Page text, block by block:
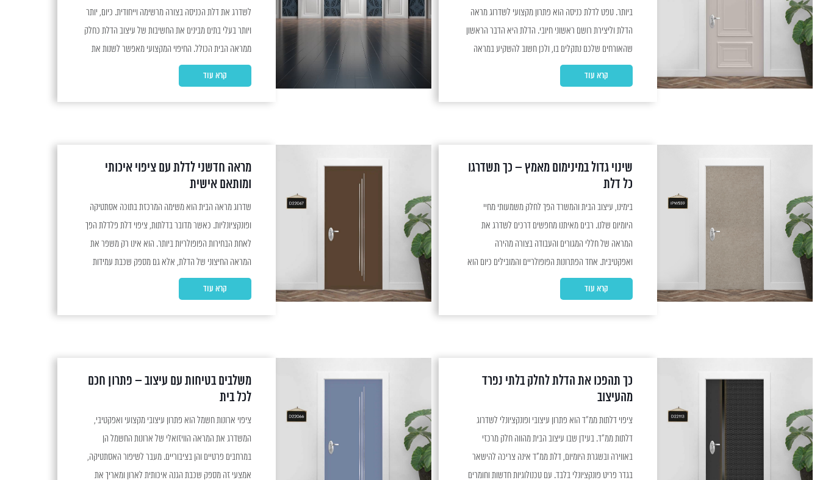
ביותר. טפט לדלת כניסה הוא פתרון מקצועי לשדרוג מראה
הדלת וליצירת רושם ראשוני חיובי. הדלת היא הדבר הראשון
שהאורחים שלכם נתקלים בו, ולכן חשוב להשקיע במראה
שלה באמצעות חומרים איכותיים ומקצועיים. שדרוג נכון של
דלת הכניסה יכול להעלות משמעותית את הערך האסתטי...
קרא עוד
לשדרג את דלת הכניסה בצורה מרשימה וייחודית. כיום, יותר
ויותר בעלי בתים מבינים את החשיבות של עיצוב הדלת כחלק
ממראה הבית הכולל. החיפוי המקצועי מאפשר לשנות את
המראה של הדלת תוך שמירה על איכות גבוהה וגימור
מושלם. למה כדאי לבחור חיפוי דלת פלדלת? הבחירה...
קרא עוד
שינוי גדול במינימום מאמץ – כך תשדרגו
כל דלת
בימינו, עיצוב הבית והמשרד הפך לחלק משמעותי מחיי
היומיום שלנו. רבים מאיתנו מחפשים דרכים לשדרג את
המראה של חללי המגורים והעבודה בצורה מהירה
ואפקטיבית. אחד הפתרונות הפופולריים והמובילים כיום הוא
ציפוי דלתות, המאפשר חידוש ושיפור דרמטי של הדלתות,
טומן בחובו יתרונות רבים, ההופכים...
קרא עוד
מראה חדשני לדלת עם ציפוי איכותי
ומותאם אישית
שדרוג מראה הבית הוא משימה המרכזת בתוכה אסתטיקה
ופונקציונליות. כאשר מדובר בדלתות, ציפוי דלת פלדלת הפך
לאחת הבחירות הפופולריות ביותר. הוא אינו רק משפר את
המראה החיצוני של הדלת, אלא גם מספק שכבת עמידות
נוספת לאורך זמן. בין אם מדובר בשדרוג דלתות ישנות או
בהתאמת עיצוב מודרני לבית חדש, ציפוי...
קרא עוד
כך תהפכו את הדלת לחלק בלתי נפרד
מהעיצוב
ציפוי דלתות ממ"ד הוא פתרון עיצובי ופונקציונלי לשדרוג
דלתות ממ"ד. בעידן שבו עיצוב הבית מהווה חלק מרכזי
באווירה ובשגרת היומיום, דלת ממ"ד אינה צריכה להישאר
בגדר פריט פונקציונלי בלבד. עם טכנולוגיות חדשות וחומרים
משלבים בטיחות עם עיצוב – פתרון חכם
לכל בית
ציפוי ארונות חשמל הוא פתרון עיצובי מקצועי ואפקטיבי,
המשדרג את המראה הוויזואלי של ארונות החשמל הן
במרחבים פרטיים והן בציבוריים. מעבר לשיפור האסתטיקה,
אמצעי זה מספק שכבת הגנה איכותית לארון ומאריך את